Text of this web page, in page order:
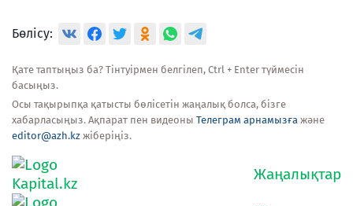
Бөлісу:
Қате таптыңыз ба? Тінтуірмен белгілеп, Ctrl + Enter түймесін
басыңыз.
Осы тақырыпқа қатысты бөлісетін жаңалық болса, бізге
хабарласыңыз. Ақпарат пен видеоны Телеграм арнамызға және
editor@azh.kz жіберіңіз.